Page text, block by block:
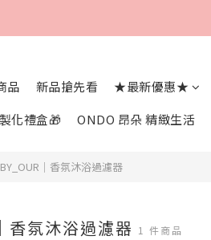
品 新品搶先看 ★最新優惠★
化禮盒🎁
ONDO 昂朵 精緻生活
BY_OUR｜香氛沐浴過濾器
香氛沐浴過濾器 1 件商品